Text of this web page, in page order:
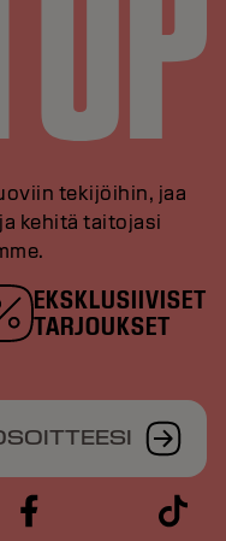
tekijöihin, jaa
kehitä taitojasi
EKSKLUSIIVISET
TARJOUKSET